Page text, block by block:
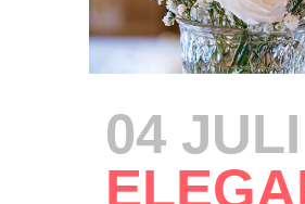
04 JULI